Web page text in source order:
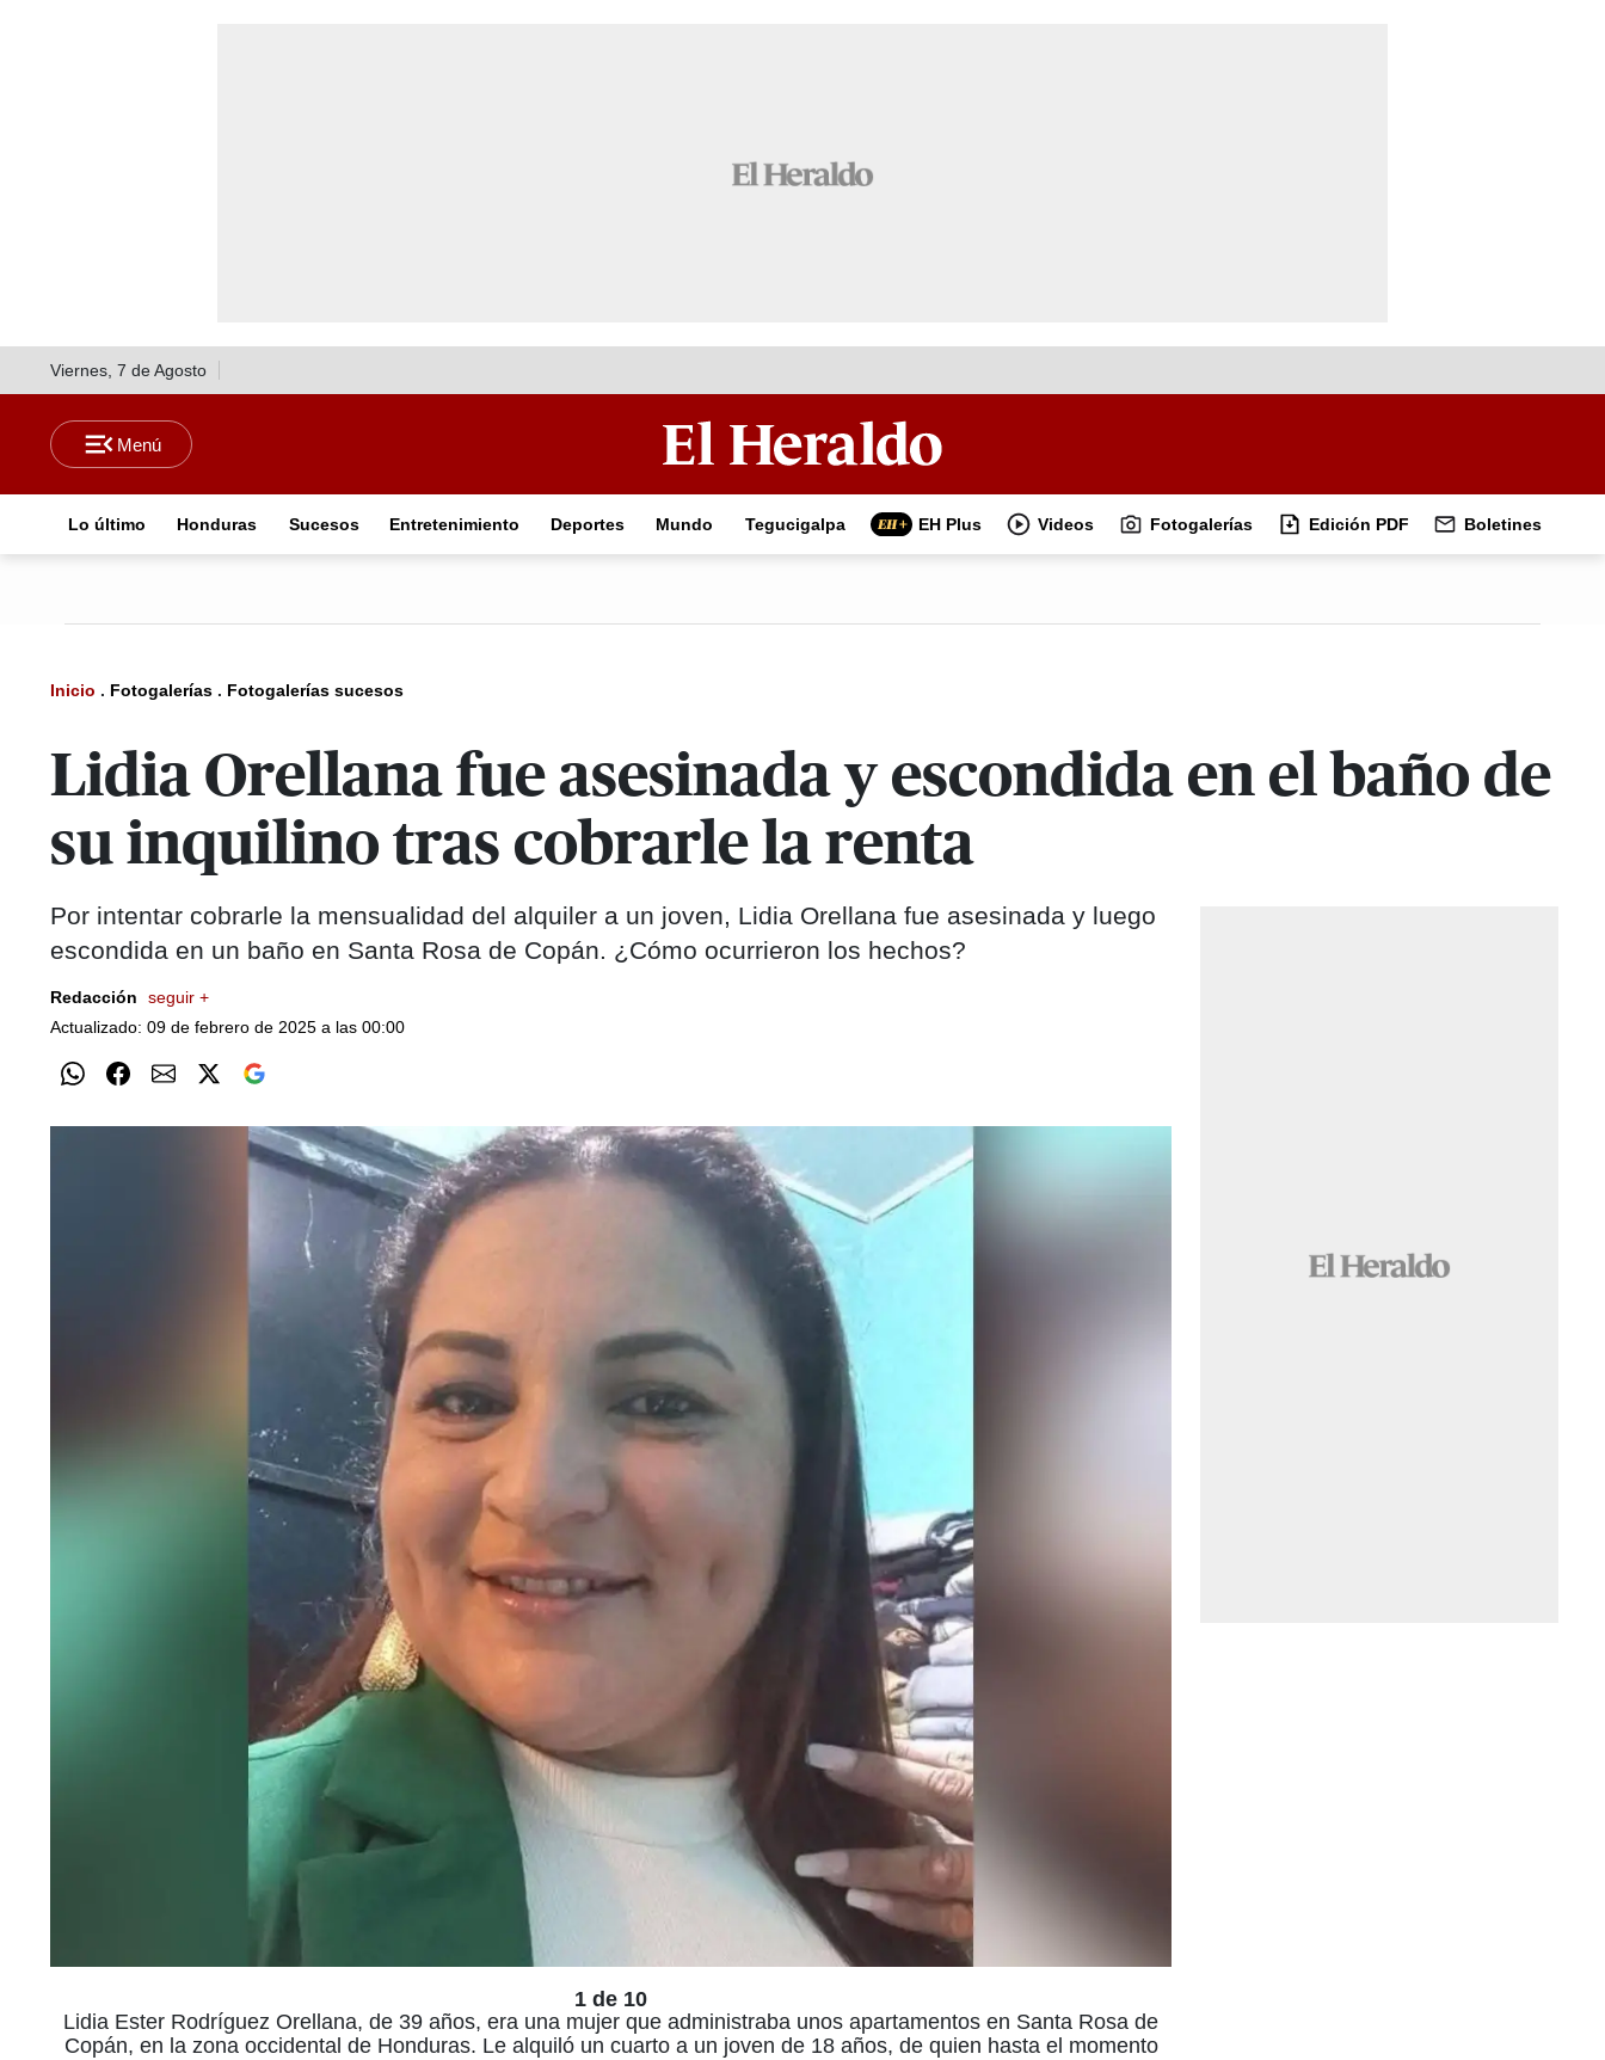
Viernes, 7 de Agosto
Lo último Honduras Sucesos Entretenimiento Deportes Mundo Tegucigalpa EH Plus Videos Fotogalerías Edición PDF Boletines
Inicio . Fotogalerías . Fotogalerías sucesos
Lidia Orellana fue asesinada y escondida en el baño de
su inquilino tras cobrarle la renta
Por intentar cobrarle la mensualidad del alquiler a un joven, Lidia Orellana fue asesinada y luego
escondida en un baño en Santa Rosa de Copán. ¿Cómo ocurrieron los hechos?
Redacción
seguir +
Actualizado: 09 de febrero de 2025 a las 00:00
1 de 10
Lidia Ester Rodríguez Orellana, de 39 años, era una mujer que administraba unos apartamentos en Santa Rosa de
Copán, en la zona occidental de Honduras. Le alquiló un cuarto a un joven de 18 años, de quien hasta el momento